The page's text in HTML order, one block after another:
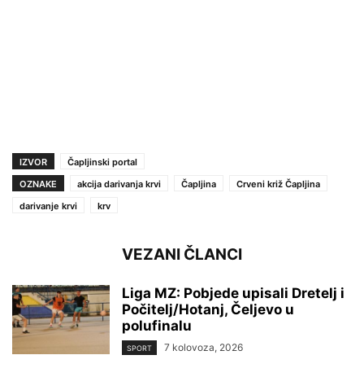
IZVOR
Čapljinski portal
OZNAKE
akcija darivanja krvi Čapljina
Crveni križ Čapljina
darivanje krvi
krv
VEZANI ČLANCI
Liga MZ: Pobjede upisali Dretelj i
Počitelj/Hotanj, Čeljevo u
polufinalu
SPORT 7 kolovoza, 2026